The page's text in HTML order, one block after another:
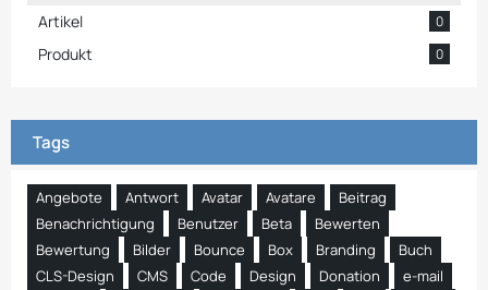
Artikel 0
Produkt 0
Tags
Angebote Antwort Avatar Avatare
Beitrag
Benachrichtigung
Benutzer Beta
Bewerten
Bewertung
Bilder Bounce Box Branding
Buch
CLS-Design
CMS Code Design Donation
e-mail